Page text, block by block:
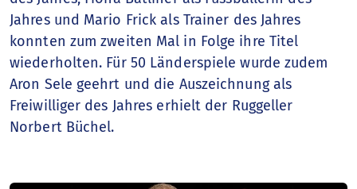
Jahres und Mario Frick als Trainer des Jahres
konnten zum zweiten Mal in Folge ihre Titel
wiederholten. Für 50 Länderspiele wurde zudem
Aron Sele geehrt und die Auszeichnung als
Freiwilliger des Jahres erhielt der Ruggeller
Norbert Büchel.